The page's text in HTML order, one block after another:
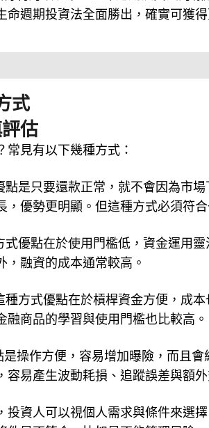
利的環境下，生命週期投資法的報
式
估
點是只要還款正常，就不會因為市
式優點在於使用門檻低，資金運用
種方式優點在於槓桿資金方便，成
操作方便，容易增加曝險，而且會